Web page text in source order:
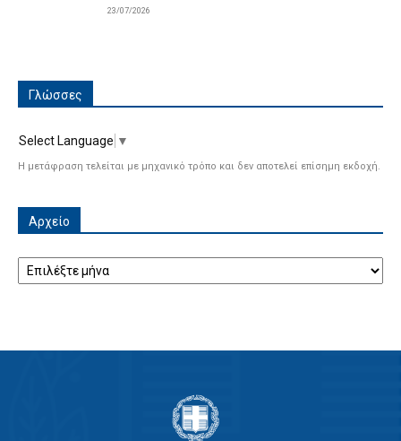
23/07/2026
Γλώσσες
Select Language ▼
Η μετάφραση τελείται με μηχανικό τρόπο και δεν αποτελεί επίσημη εκδοχή.
Αρχείο